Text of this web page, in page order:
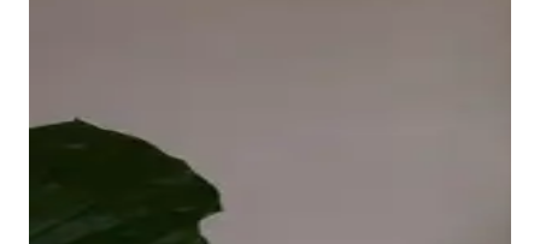
Le vasche da incasso in acrilico Balcoon riprendono
abilmente il gioco di due livelli e presentano due
caratteristiche estetiche di grande impatto: il bordo